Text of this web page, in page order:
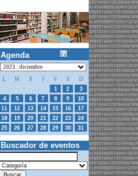
Agenda
L M X J V S
D
1 2
3
4
5 6 7 8 9
10
11
12 13 14 15 16
17
18
19 20 21 22 23
24
25
26 27 28 29 30 31
Buscador de eventos